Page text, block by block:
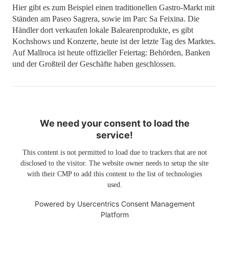
Hier gibt es zum Beispiel einen traditionellen Gastro-Markt mit
Ständen am Paseo Sagrera, sowie im Parc Sa Feixina. Die
Händler dort verkaufen lokale Balearenprodukte, es gibt
Kochshows und Konzerte, heute ist der letzte Tag des Marktes.
Auf Mallroca ist heute offizieller Feiertag: Behörden, Banken
und der Großteil der Geschäfte haben geschlossen.
We need your consent to load the
service!
This content is not permitted to load due to trackers that are not
disclosed to the visitor. The website owner needs to setup the site
with their CMP to add this content to the list of technologies
used.
Powered by Usercentrics Consent Management
Platform